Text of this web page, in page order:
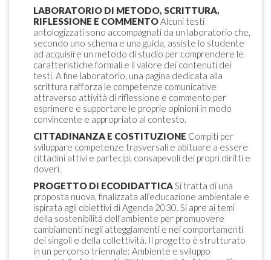
LABORATORIO DI METODO, SCRITTURA,
RIFLESSIONE E COMMENTOAlcuni testi
antologizzati sono accompagnati da un laboratorio che,
secondo uno schema e una guida, assiste lo studente
ad acquisire un metodo di studio per comprendere le
caratteristiche formali e il valore dei contenuti dei
testi. A fine laboratorio, una pagina dedicata alla
scrittura rafforza le competenze comunicative
attraverso attività di riflessione e commento per
esprimere e supportare le proprie opinioni in modo
convincente e appropriato al contesto.
CITTADINANZA E COSTITUZIONE Compiti per
sviluppare competenze trasversali e abituare a essere
cittadini attivi e partecipi, consapevoli dei propri diritti e
doveri.
PROGETTO DI ECODIDATTICASi tratta di una
proposta nuova, finalizzata all’educazione ambientale e
ispirata agli obiettivi di Agenda 2030. Si apre ai temi
della sostenibilità dell’ambiente per promuovere
cambiamenti negli atteggiamenti e nei comportamenti
dei singoli e della collettività. Il progetto è strutturato
in un percorso triennale: Ambiente e sviluppo